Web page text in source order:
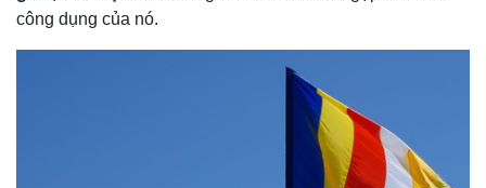
công dụng của nó.